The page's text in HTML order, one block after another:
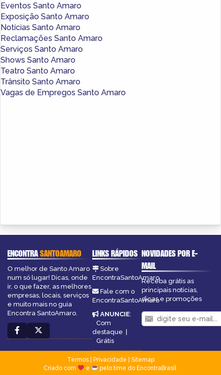
Eventos Santo Amaro
Exposição Santo Amaro
Notícias Santo Amaro
Reclamações Santo Amaro
Serviços Santo Amaro
Shows Santo Amaro
Teatro Santo Amaro
Trânsito Santo Amaro
Vagas de Empregos Santo Amaro
ENCONTRASANTOAMARO
O melhor de Santo Amaro
num só lugar! Dicas, onde
ir, o que fazer, as melhores
empresas, locais, serviços
e muito mais no guia
Encontra SantoAmaro.
LINKS RÁPIDOS
Sobre
EncontraSantoAmaro
Fale com o
EncontraSantoAmaro
ANUNCIE:
Com
destaque
Grátis
NOVIDADES POR E-
MAIL
Receba grátis as
principais notícias,
dicas e promoções
Termos| Privacidade
Sitemap
Criado com
e pelo time do EncontraBrasil